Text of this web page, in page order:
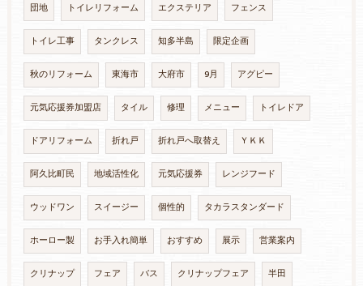
団地 トイレリフォーム エクステリア フェンス
トイレ工事 タンクレス 知多半島 限定企画
秋のリフォーム 東海市 大府市 9月 アグピー
元気応援券加盟店 タイル 修理 メニュー トイレドア
ドアリフォーム 折れ戸 折れ戸へ取替え ＹＫＫ
阿久比町民 地域活性化 元気応援券 レンジフード
ウッドワン スイージー 個性的 タカラスタンダード
ホーロー製 お手入れ簡単 おすすめ 展示 営業案内
クリナップ フェア バス クリナップフェア 半田